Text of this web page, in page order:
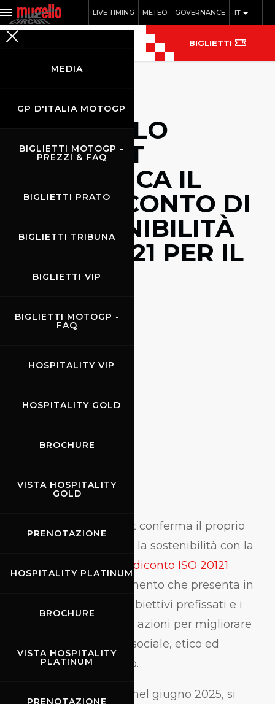
IT
LIVE TIMING METEO GOVERNANCE
MEDIA
GP D'ITALIA MOTOGP
BIGLIETTI MOTOGP -
PREZZI & FAQ
BIGLIETTI PRATO
BIGLIETTI TRIBUNA
BIGLIETTI VIP
BIGLIETTI MOTOGP -
FAQ
HOSPITALITY VIP
HOSPITALITY GOLD
BROCHURE
VISTA HOSPITALITY
GOLD
PRENOTAZIONE
HOSPITALITY PLATINUM
BROCHURE
VISTA HOSPITALITY
PLATINUM
PRENOTAZIONE
BIGLIETTI
MUGELLO
CIRCUIT
PUBBLICA IL
RENDICONTO DI
SOSTENIBILITÀ
ISO 20121 PER IL
2024
M
ugello Circuit conferma il proprio
impegno per la sostenibilità con la
Rendiconto ISO 20121
, documento che presenta in
modo trasparente gli obiettivi prefissati e i
risultati raggiunti nelle azioni per migliorare
l'impatto ambientale, sociale, etico ed
economico del Circuito.
Il documento, redatto nel giugno 2025, si